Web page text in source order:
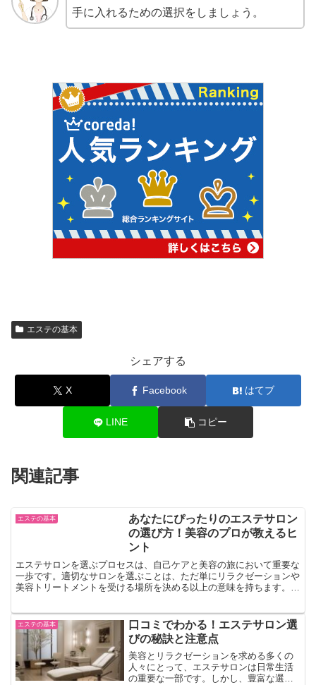
手に入れるための選択をしましょう。
エステの基本
シェアする
X Facebook はてブ
LINE コピー
関連記事
エステの基本
あなたにぴったりのエステサロン
の選び方！美容のプロが教えるヒ
ント
エステサロンを選ぶプロセスは、自己ケアと美容の旅において重要な
一歩です。適切なサロンを選ぶことは、ただ単にリラクゼーションや
美容トリートメントを受ける場所を決める以上の意味を持ちます。そ
エステの基本
口コミでわかる！エステサロン選
びの秘訣と注意点
美容とリラクゼーションを求める多くの
人々にとって、エステサロンは日常生活
の重要な一部です。しかし、豊富な選択